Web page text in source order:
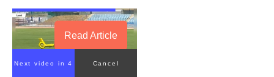
Read Article
Next video in 4 Cancel